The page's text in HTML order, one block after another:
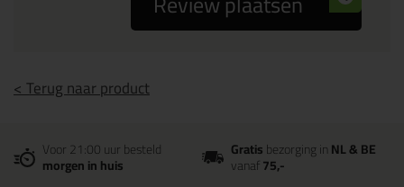
< Terug naar product
Voor 21:00 uur besteld
morgen in huis
Gratisbezorging inNL & BE
vanaf75,-